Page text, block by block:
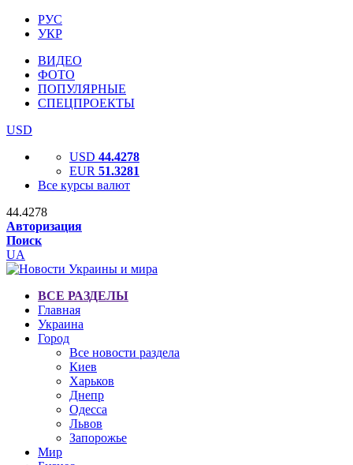
РУС
УКР
ВИДЕО
ФОТО
ПОПУЛЯРНЫЕ
СПЕЦПРОЕКТЫ
USD
USD 44.4278
EUR 51.3281
Все курсы валют
44.4278
Авторизация
Поиск
UA
ВСЕ РАЗДЕЛЫ
Главная
Украина
Город
Все новости раздела
Киев
Харьков
Днепр
Одесса
Львов
Запорожье
Мир